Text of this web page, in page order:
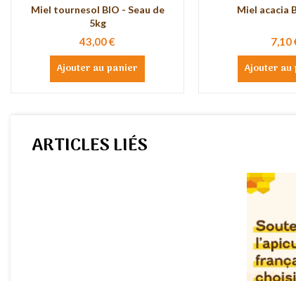
Miel tournesol BIO - Seau de
5kg
43,00 €
Ajouter au panier
Miel acacia
7,10
Ajouter au
ARTICLES LIÉS